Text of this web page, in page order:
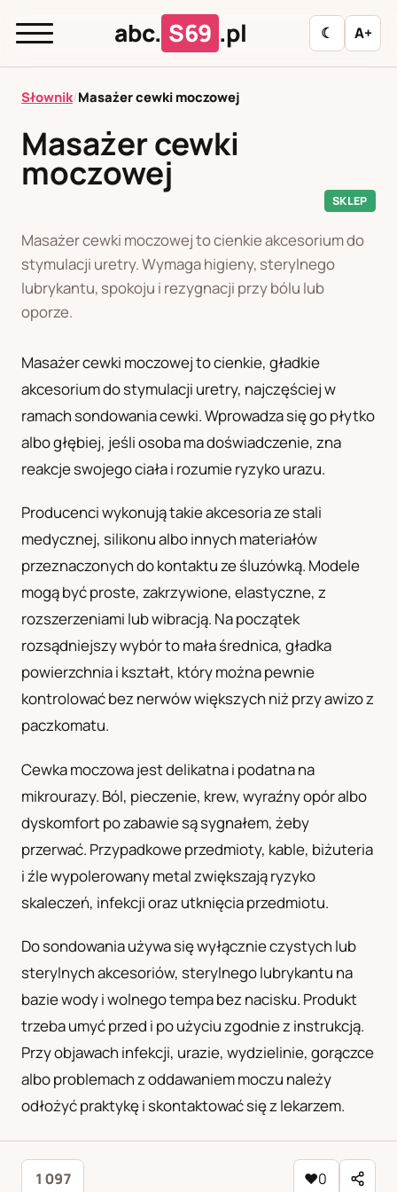
abc. S69 .pl ☾ A+
abc. S69
A B C D
T
U W Z Ł
Polityka redakcyjna
Polski
RU
Русский
UA
Українська
Słownik/Masażer cewki moczowej
Masażer cewki
moczowej
SKLEP
Masażer cewki moczowej to cienkie akcesorium do
stymulacji uretry. Wymaga higieny, sterylnego
lubrykantu, spokoju i rezygnacji przy bólu lub
oporze.
Masażer cewki moczowej to cienkie, gładkie
akcesorium do stymulacji uretry, najczęściej w
ramach sondowania cewki. Wprowadza się go płytko
albo głębiej, jeśli osoba ma doświadczenie, zna
reakcje swojego ciała i rozumie ryzyko urazu.
Producenci wykonują takie akcesoria ze stali
medycznej, silikonu albo innych materiałów
przeznaczonych do kontaktu ze śluzówką. Modele
mogą być proste, zakrzywione, elastyczne, z
rozszerzeniami lub wibracją. Na początek
rozsądniejszy wybór to mała średnica, gładka
powierzchnia i kształt, który można pewnie
kontrolować bez nerwów większych niż przy awizo z
paczkomatu.
Cewka moczowa jest delikatna i podatna na
mikrourazy. Ból, pieczenie, krew, wyraźny opór albo
dyskomfort po zabawie są sygnałem, żeby
przerwać. Przypadkowe przedmioty, kable, biżuteria
i źle wypolerowany metal zwiększają ryzyko
skaleczeń, infekcji oraz utknięcia przedmiotu.
Do sondowania używa się wyłącznie czystych lub
sterylnych akcesoriów, sterylnego lubrykantu na
bazie wody i wolnego tempa bez nacisku. Produkt
trzeba umyć przed i po użyciu zgodnie z instrukcją.
Przy objawach infekcji, urazie, wydzielinie, gorączce
albo problemach z oddawaniem moczu należy
odłożyć praktykę i skontaktować się z lekarzem.
1 097 ♥0